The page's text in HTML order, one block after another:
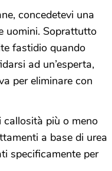
concedetevi una
uomini. Soprattutto
fastidio quando
ad un’esperta,
per eliminare con
callosità più o meno
a base di urea
specificamente per